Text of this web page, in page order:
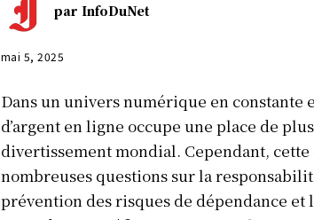
par InfoDuNet
mai 5, 2025
Dans un univers numérique en constante
d’argent en ligne occupe une place de
divertissement mondial. Cependant,
nombreuses questions sur la
prévention des risques de dépendance et